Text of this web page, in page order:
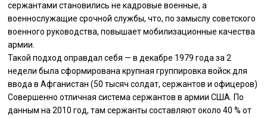
сержантами становились не кадровые военные, а
военнослужащие срочной службы, что, по замыслу советского
военного руководства, повышает мобилизационные качества
армии.
Такой подход оправдал себя — в декабре 1979 года за 2
недели была сформирована крупная группировка войск для
ввода в Афганистан (50 тысяч солдат, сержантов и офицеров)
Совершенно отличная система сержантов в армии США. По
данным на 2010 год, там сержанты составляют около 40 % от